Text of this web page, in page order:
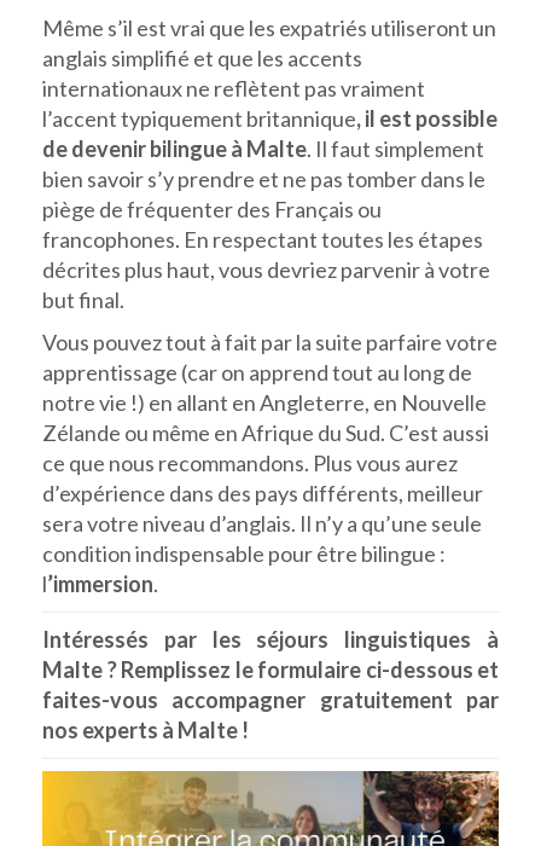
Même s’il est vrai que les expatriés utiliseront un
anglais simplifié et que les accents
internationaux ne reflètent pas vraiment
l’accent typiquement britannique, il est possible
de devenir bilingue à Malte. Il faut simplement
bien savoir s’y prendre et ne pas tomber dans le
piège de fréquenter des Français ou
francophones. En respectant toutes les étapes
décrites plus haut, vous devriez parvenir à votre
but final.
Vous pouvez tout à fait par la suite parfaire votre
apprentissage (car on apprend tout au long de
notre vie !) en allant en Angleterre, en Nouvelle
Zélande ou même en Afrique du Sud. C’est aussi
ce que nous recommandons. Plus vous aurez
d’expérience dans des pays différents, meilleur
sera votre niveau d’anglais. Il n’y a qu’une seule
condition indispensable pour être bilingue :
l’immersion.
Intéressés par les séjours linguistiques à
Malte ? Remplissez le formulaire ci-dessous et
faites-vous accompagner gratuitement par
nos experts à Malte !